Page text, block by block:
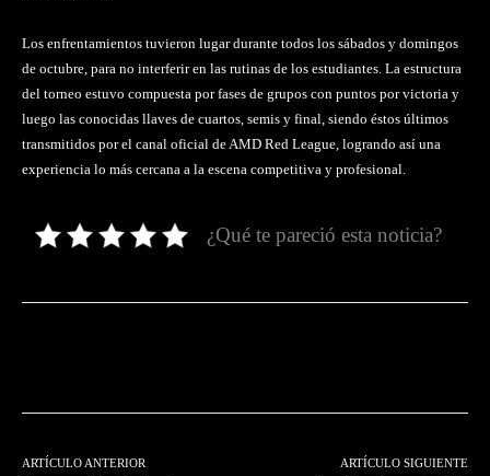
Los enfrentamientos tuvieron lugar durante todos los sábados y domingos
de octubre, para no interferir en las rutinas de los estudiantes. La estructura
del torneo estuvo compuesta por fases de grupos con puntos por victoria y
luego las conocidas llaves de cuartos, semis y final, siendo éstos últimos
transmitidos por el canal oficial de AMD Red League, logrando así una
experiencia lo más cercana a la escena competitiva y profesional.
¿Qué te pareció esta noticia?
ARTÍCULO ANTERIOR ARTÍCULO SIGUIENTE